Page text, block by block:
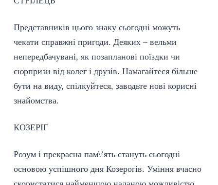
Представників цього знаку сьогодні можуть
чекати справжні пригоди. Деяких – вельми
непередбачувані, як позапланові поїздки чи
сюрпризи від колег і друзів. Намагайтеся більше
бути на виду, спілкуйтеся, заводьте нові корисні
знайомства.
КОЗЕРІГ
Розум і прекрасна пам\’ять стануть сьогодні
основою успішного дня Козерогів. Уміння вчасно